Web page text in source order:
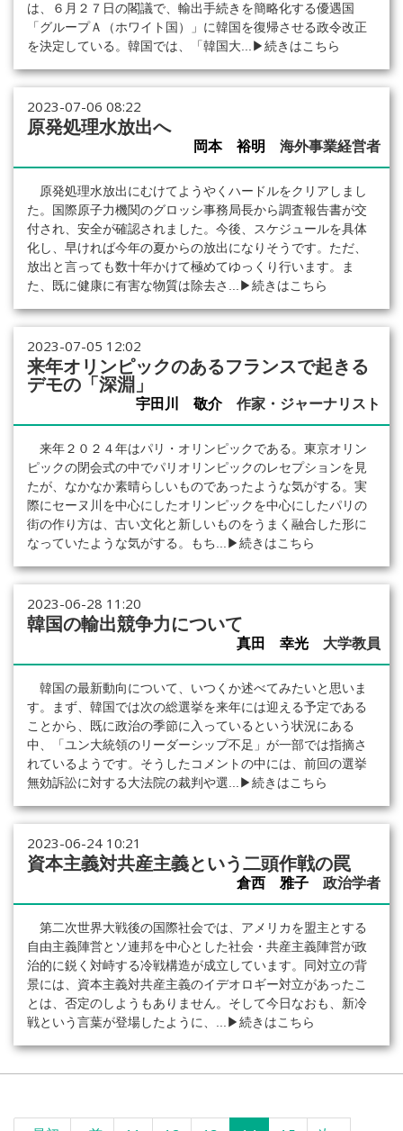
は、６月２７日の閣議で、輸出手続きを簡略化する優遇国
「グループＡ（ホワイト国）」に韓国を復帰させる政令改正
を決定している。韓国では、「韓国大...
▶続きはこちら
2023-07-06 08:22
原発処理水放出へ
岡本 裕明 海外事業経営者
原発処理水放出にむけてようやくハードルをクリアしまし
た。国際原子力機関のグロッシ事務局長から調査報告書が交
付され、安全が確認されました。今後、スケジュールを具体
化し、早ければ今年の夏からの放出になりそうです。ただ、
放出と言っても数十年かけて極めてゆっくり行います。ま
た、既に健康に有害な物質は除去さ...
▶続きはこちら
2023-07-05 12:02
来年オリンピックのあるフランスで起きる
デモの「深淵」
宇田川 敬介作家・ジャーナリスト
来年２０２４年はパリ・オリンピックである。東京オリン
ピックの閉会式の中でパリオリンピックのレセプションを見
たが、なかなか素晴らしいものであったような気がする。実
際にセーヌ川を中心にしたオリンピックを中心にしたパリの
街の作り方は、古い文化と新しいものをうまく融合した形に
なっていたような気がする。もち...
▶続きはこちら
2023-06-28 11:20
韓国の輸出競争力について
真田 幸光 大学教員
韓国の最新動向について、いつくか述べてみたいと思いま
す。まず、韓国では次の総選挙を来年には迎える予定である
ことから、既に政治の季節に入っているという状況にある
中、「ユン大統領のリーダーシップ不足」が一部では指摘さ
れているようです。そうしたコメントの中には、前回の選挙
無効訴訟に対する大法院の裁判や選...
▶続きはこちら
2023-06-24 10:21
資本主義対共産主義という二頭作戦の罠
倉西 雅子 政治学者
第二次世界大戦後の国際社会では、アメリカを盟主とする
自由主義陣営とソ連邦を中心とした社会・共産主義陣営が政
治的に鋭く対峙する冷戦構造が成立しています。同対立の背
景には、資本主義対共産主義のイデオロギー対立があったこ
とは、否定のしようもありません。そして今日なおも、新冷
戦という言葉が登場したように、...
▶続きはこちら